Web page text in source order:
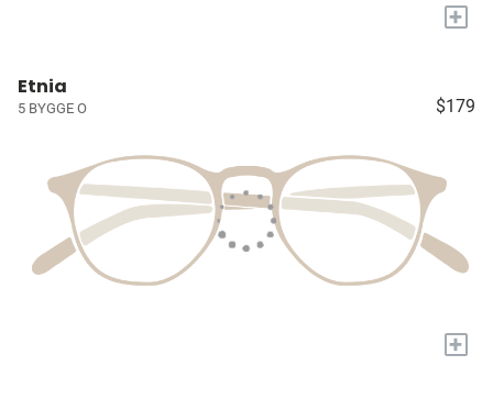
+
Etnia
5 BYGGE O $179
+